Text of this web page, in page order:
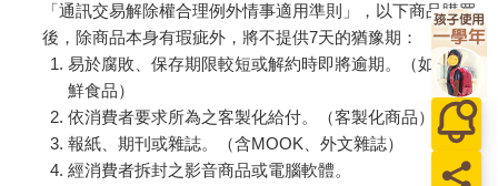
「通訊交易解除權合理例外情事適用準則」，以下商品購買
後，除商品本身有瑕疵外，將不提供7天的猶豫期：
易於腐敗、保存期限較短或解約時即將逾期。（如：生
鮮食品）
依消費者要求所為之客製化給付。（客製化商品）
報紙、期刊或雜誌。（含MOOK、外文雜誌）
經消費者拆封之影音商品或電腦軟體。